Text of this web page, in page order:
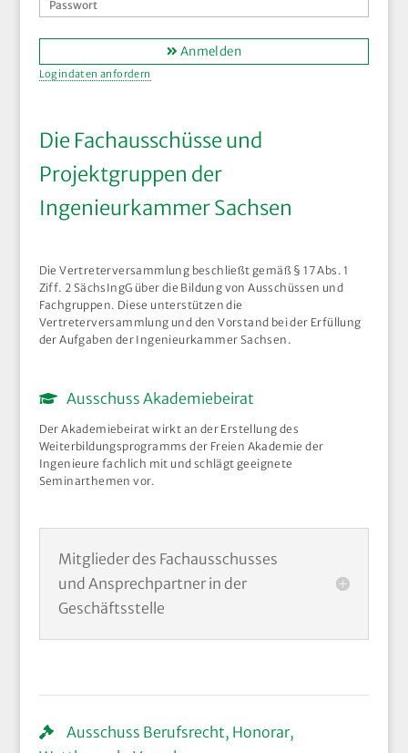
Anmelden
Logindaten anfordern
Die Fachausschüsse und
Projektgruppen der
Ingenieurkammer Sachsen
Die Vertreterversammlung beschließt gemäß § 17 Abs. 1
Ziff. 2 SächsIngG über die Bildung von Ausschüssen und
Fachgruppen. Diese unterstützen die
Vertreterversammlung und den Vorstand bei der Erfüllung
der Aufgaben der Ingenieurkammer Sachsen.
Ausschuss Akademiebeirat
Der Akademiebeirat wirkt an der Erstellung des
Weiterbildungsprogramms der Freien Akademie der
Ingenieure fachlich mit und schlägt geeignete
Seminarthemen vor.
Mitglieder des Fachausschusses
und Ansprechpartner in der
Geschäftsstelle
Ausschuss Berufsrecht, Honorar,